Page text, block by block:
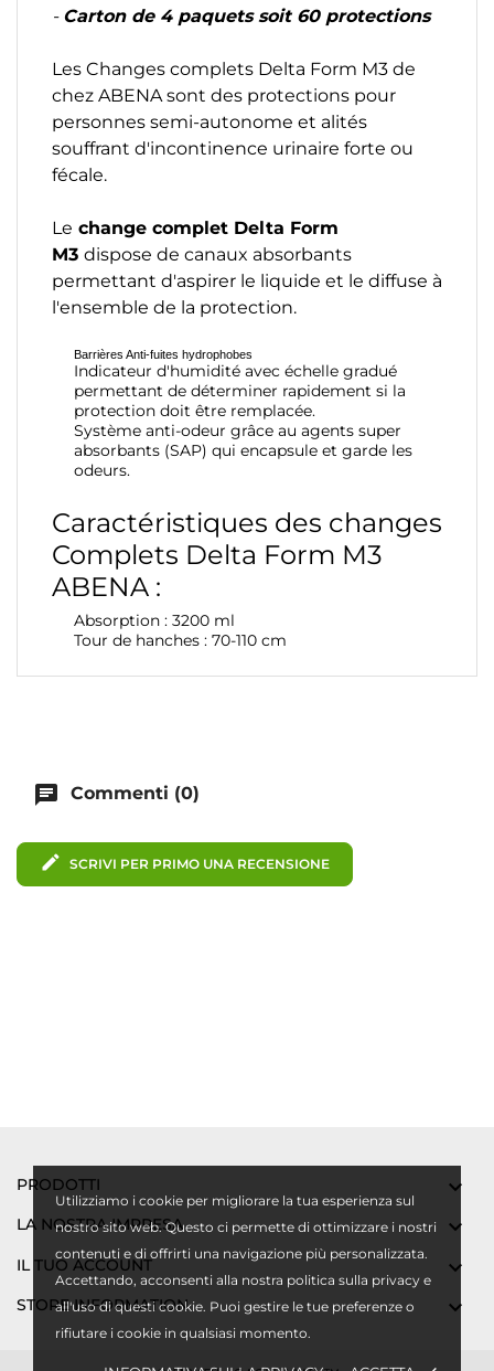
Utilizziamo i cookie per migliorare la tua esperienza sul
nostro sito web. Questo ci permette di ottimizzare i nostri
contenuti e di offrirti una navigazione più personalizzata.
Accettando, acconsenti alla nostra politica sulla privacy e
all'uso di questi cookie. Puoi gestire le tue preferenze o
rifiutare i cookie in qualsiasi momento.
- Carton de 4 paquets soit 60 protections
Les Changes complets Delta Form M3 de
chez ABENA sont des protections pour
personnes semi-autonome et alités
souffrant d'incontinence urinaire forte ou
fécale.
Le change complet Delta Form
M3 dispose de canaux absorbants
permettant d'aspirer le liquide et le diffuse à
l'ensemble de la protection.
Barrières Anti-fuites hydrophobes
Indicateur d'humidité avec échelle gradué
permettant de déterminer rapidement si la
protection doit être remplacée.
Système anti-odeur grâce au agents super
absorbants (SAP) qui encapsule et garde les
odeurs.
Caractéristiques des changes
Complets Delta Form M3
ABENA :
Absorption : 3200 ml
Tour de hanches : 70-110 cm
chat Commenti (0)
edit SCRIVI PER PRIMO UNA RECENSIONE
PRODOTTI 
LA NOSTRA IMPRESA 
IL TUO ACCOUNT 
STORE INFORMATION 